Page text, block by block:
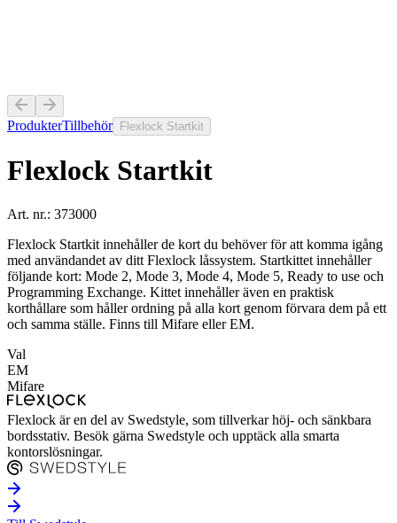
ProdukterTillbehör Flexlock Startkit
Flexlock Startkit
Art. nr.: 373000
Flexlock Startkit innehåller de kort du behöver för att komma igång
med användandet av ditt Flexlock låssystem. Startkittet innehåller
följande kort: Mode 2, Mode 3, Mode 4, Mode 5, Ready to use och
Programming Exchange. Kittet innehåller även en praktisk
korthållare som håller ordning på alla kort genom förvara dem på ett
och samma ställe. Finns till Mifare eller EM.
Val
EM
Mifare
Flexlock är en del av Swedstyle, som tillverkar höj- och sänkbara
bordsstativ. Besök gärna Swedstyle och upptäck alla smarta
kontorslösningar.